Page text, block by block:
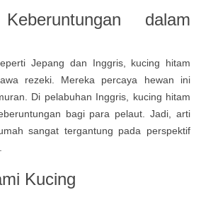
dalam
Jepang dan Inggris, kucing hitam
rezeki. Mereka percaya hewan ini
Di pelabuhan Inggris, kucing hitam
bagi para pelaut. Jadi, arti
sangat tergantung pada perspektif
Kucing